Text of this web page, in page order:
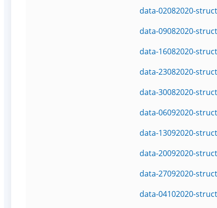
data-02082020-
data-09082020-
data-16082020-
data-23082020-
data-30082020-
data-06092020-
data-13092020-
data-20092020-
data-27092020-
data-04102020-